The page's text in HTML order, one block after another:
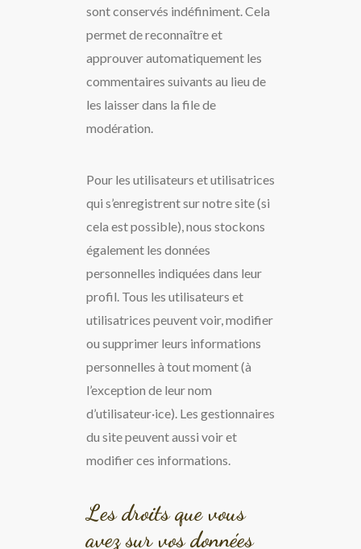
sont conservés indéfiniment. Cela
permet de reconnaître et
approuver automatiquement les
commentaires suivants au lieu de
les laisser dans la file de
modération.
Pour les utilisateurs et utilisatrices
qui s’enregistrent sur notre site (si
cela est possible), nous stockons
également les données
personnelles indiquées dans leur
profil. Tous les utilisateurs et
utilisatrices peuvent voir, modifier
ou supprimer leurs informations
personnelles à tout moment (à
l’exception de leur nom
d’utilisateur·ice). Les gestionnaires
du site peuvent aussi voir et
modifier ces informations.
Les droits que vous
avez sur vos données